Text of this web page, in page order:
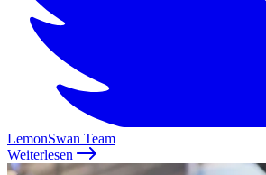
LemonSwan Team
Weiterlesen